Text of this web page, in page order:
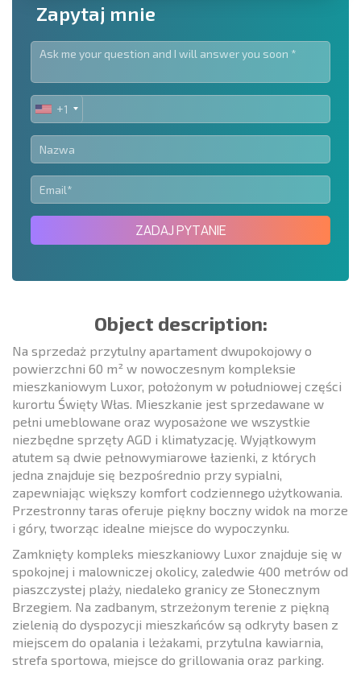
Zapytaj mnie
UNITED
STATES
+1
+1
ZADAJ PYTANIE
Object description:
Na sprzedaż przytulny apartament dwupokojowy o
powierzchni 60 m² w nowoczesnym kompleksie
mieszkaniowym Luxor, położonym w południowej części
kurortu Święty Włas. Mieszkanie jest sprzedawane w
pełni umeblowane oraz wyposażone we wszystkie
niezbędne sprzęty AGD i klimatyzację. Wyjątkowym
atutem są dwie pełnowymiarowe łazienki, z których
jedna znajduje się bezpośrednio przy sypialni,
zapewniając większy komfort codziennego użytkowania.
Przestronny taras oferuje piękny boczny widok na morze
i góry, tworząc idealne miejsce do wypoczynku.
Zamknięty kompleks mieszkaniowy Luxor znajduje się w
spokojnej i malowniczej okolicy, zaledwie 400 metrów od
piaszczystej plaży, niedaleko granicy ze Słonecznym
Brzegiem. Na zadbanym, strzeżonym terenie z piękną
zielenią do dyspozycji mieszkańców są odkryty basen z
miejscem do opalania i leżakami, przytulna kawiarnia,
strefa sportowa, miejsce do grillowania oraz parking.